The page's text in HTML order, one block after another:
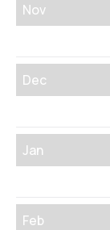
Nov
Dec
Jan
Feb